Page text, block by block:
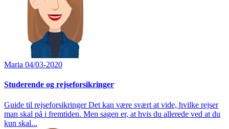
Maria 04/03-2020
Studerende og rejseforsikringer
Guide til rejseforsikringer Det kan være svært at vide, hvilke rejser
man skal på i fremtiden. Men sagen er, at hvis du allerede ved at du
kun skal...